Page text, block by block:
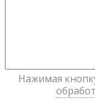
Нажимая